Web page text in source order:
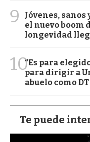
9
Jóvenes,
el nuevo boom
longevidad
10“Es para
para dirigir a
abuelo como
Te puede